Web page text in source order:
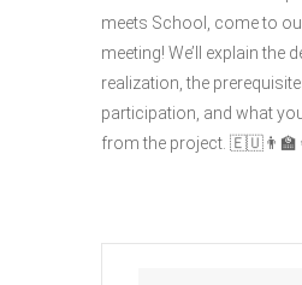
meets School, come to
meeting! We’ll explain the
realization, the
participation, and what
from the project.